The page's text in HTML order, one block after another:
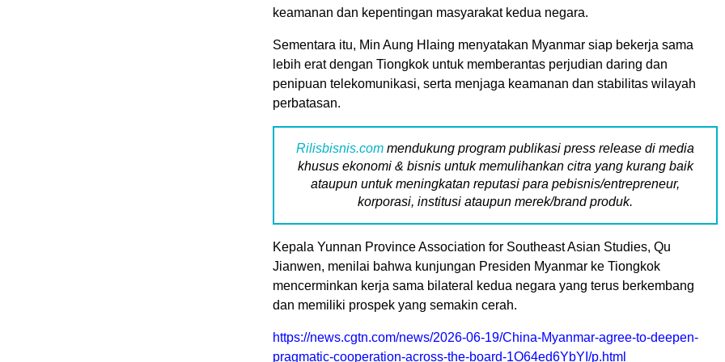
keamanan dan kepentingan masyarakat kedua negara.
Sementara itu, Min Aung Hlaing menyatakan Myanmar siap bekerja sama
lebih erat dengan Tiongkok untuk memberantas perjudian daring dan
penipuan telekomunikasi, serta menjaga keamanan dan stabilitas wilayah
perbatasan.
Rilisbisnis.com mendukung program publikasi press release di media
khusus ekonomi & bisnis untuk memulihankan citra yang kurang baik
ataupun untuk meningkatan reputasi para pebisnis/entrepreneur,
korporasi, institusi ataupun merek/brand produk.
Kepala Yunnan Province Association for Southeast Asian Studies, Qu
Jianwen, menilai bahwa kunjungan Presiden Myanmar ke Tiongkok
mencerminkan kerja sama bilateral kedua negara yang terus berkembang
dan memiliki prospek yang semakin cerah.
https://news.cgtn.com/news/2026-06-19/China-Myanmar-agree-to-deepen-
pragmatic-cooperation-across-the-board-1O64ed6YbYI/p.html